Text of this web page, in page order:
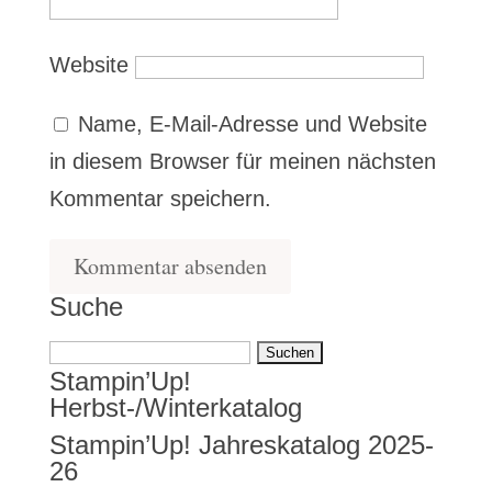
Website
Name, E-Mail-Adresse und Website
in diesem Browser für meinen nächsten
Kommentar speichern.
Suche
Suchen
nach:
Stampin’Up!
Herbst-/Winterkatalog
Stampin’Up! Jahreskatalog 2025-
26